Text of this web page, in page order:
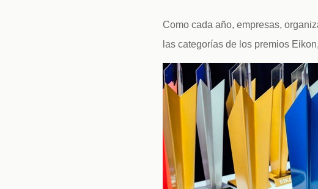
Como cada año, empresas,
las categorías de los premios